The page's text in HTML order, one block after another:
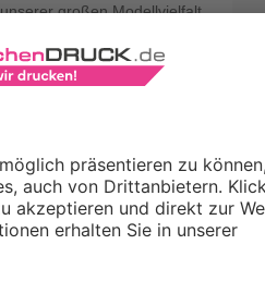
großen Modellvielfalt
passt. Außerdem können
Schlüsselanhängern
in Ihrem
passendeSchlüsselband
Lassen Sie bei uns